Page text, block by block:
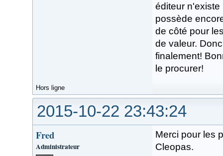
éditeur n'existe
possède
de côté pour
de valeur.
finalement!
le procurer!
Hors ligne
2015-10-22 23:43:24
Fred
Administrateur
Merci pour les
Cleopas.